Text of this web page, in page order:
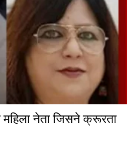
नेता जिसने क्रूरता